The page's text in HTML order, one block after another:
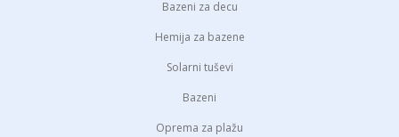
Bazeni za decu
Hemija za bazene
Solarni tuševi
Bazeni
Oprema za plažu